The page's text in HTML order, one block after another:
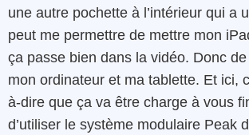
une autre pochette à l’intérieur qui a
peut me permettre de mettre mon
ça passe bien dans la vidéo. Donc de
mon ordinateur et ma tablette. Et ici,
à-dire que ça va être charge à vous
d’utiliser le système modulaire Peak